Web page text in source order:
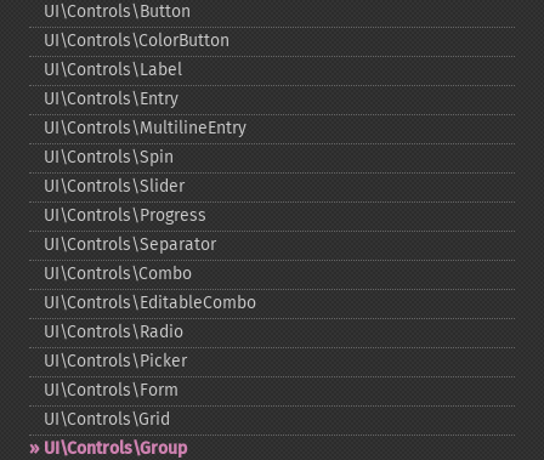
UI\Controls\Button
UI\Controls\ColorButton
UI\Controls\Label
UI\Controls\Entry
UI\Controls\MultilineEntry
UI\Controls\Spin
UI\Controls\Slider
UI\Controls\Progress
UI\Controls\Separator
UI\Controls\Combo
UI\Controls\EditableCombo
UI\Controls\Radio
UI\Controls\Picker
UI\Controls\Form
UI\Controls\Grid
UI\Controls\Group